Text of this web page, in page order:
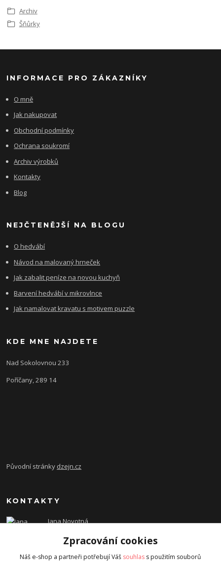
Archiv
Šňůrky
INFORMACE PRO ZÁKAZNÍKY
O mně
Jak nakupovat
Obchodní podmínky
Ochrana soukromí
Archiv výrobků
Kontakty
Blog
NEJČTENĚJŠÍ NA BLOGU
O hedvábí
Návod na malovaný hrneček
Jak zabalit peníze na novou kuchyň
Barvení hedvábí v mikrovlnce
Jak namalovat kravatu s motivem puzzle
KDE MNE NAJDETE
Nad Sokolovnou 233
Poříčany, 289 14
Původní stránky dzejn.cz
KONTAKTY
Jana Novotná
dzejn.n@email.cz
Zpracování cookies
Náš e-shop a partneři potřebují Váš souhlas s použitím souborů